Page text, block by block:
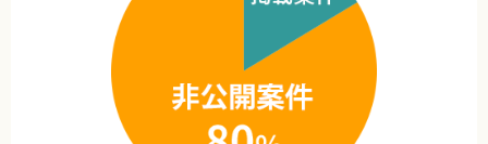
・複数ベンダーによる混成チーム体制
・全体約100名規模の大型プロジェクト
求めるスキル
・Java（Spring Boot）での商用開発経験